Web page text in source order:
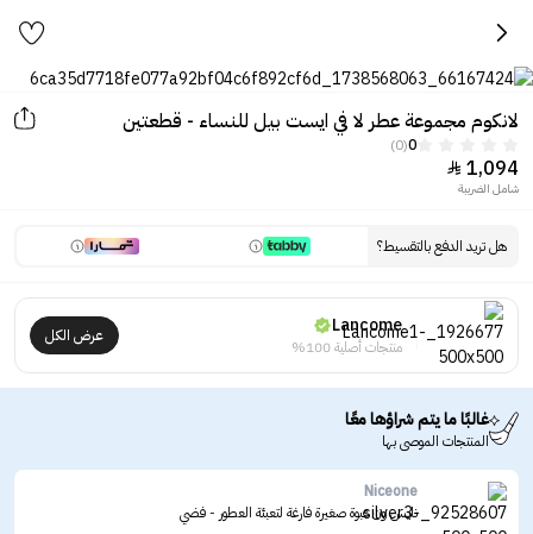
لانكوم مجموعة عطر لا في ايست بيل للنساء - قطعتين
0
(0)
1,094

شامل الضريبة
هل تريد الدفع بالتقسيط؟
Lancome
منتجات أصلية 100%
عرض الكل
غالبًا ما يتم شراؤها معًا
المنتجات الموصى بها
Niceone
نايس ون عبوة صغيرة فارغة لتعبئة العطور - فضي